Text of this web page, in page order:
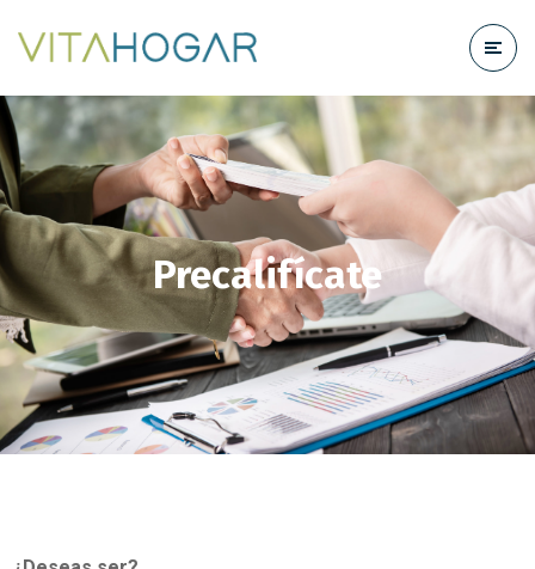
Precalifícate